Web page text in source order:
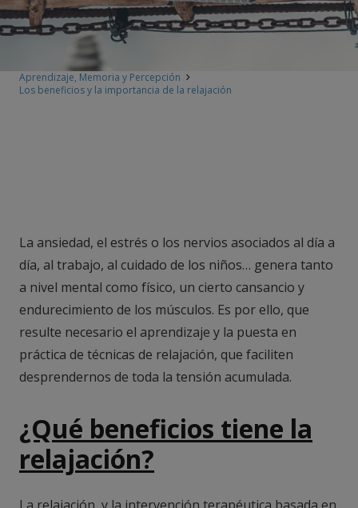
Aprendizaje, Memoria y Percepción
Los beneficios y la importancia de la relajación
La ansiedad, el estrés o los nervios asociados al día a
día, al trabajo, al cuidado de los niños… genera tanto
a nivel mental como físico, un cierto cansancio y
endurecimiento de los músculos. Es por ello, que
resulte necesario el aprendizaje y la puesta en
práctica de técnicas de relajación, que faciliten
desprendernos de toda la tensión acumulada.
¿Qué beneficios tiene la
relajación?